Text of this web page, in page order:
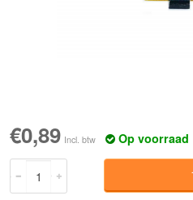
€0,89 Incl. btw Op voorraad